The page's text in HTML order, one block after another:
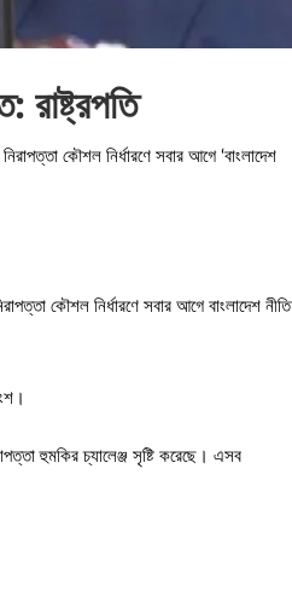
রাষ্ট্রপতি
কৌশল নির্ধারণে সবার আগে ‘বাংলাদেশ
কৌশল নির্ধারণে সবার আগে বাংলাদেশ নীতি
হুমকির চ্যালেঞ্জ সৃষ্টি করেছে। এসব